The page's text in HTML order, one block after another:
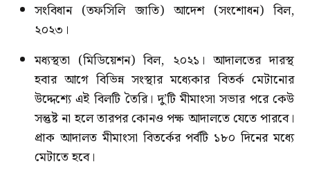
সংবিধান (তফসিলি জাতি) আদেশ (সংশোধন) বিল,
২০২৩।
মধ্যস্থতা (মিডিয়েশন) বিল, ২০২১। আদালতের দারস্থ
হবার আগে বিভিন্ন সংস্থার মধ্যেকার বিতর্ক মেটানোর
উদ্দেশ্যে এই বিলটি তৈরি। দু’টি মীমাংসা সভার পরে কেউ
সন্তুষ্ট না হলে তারপর কোনও পক্ষ আদালতে যেতে পারবে।
প্রাক আদালত মীমাংসা বিতর্কের পর্বটি ১৮০ দিনের মধ্যে
মেটাতে হবে।